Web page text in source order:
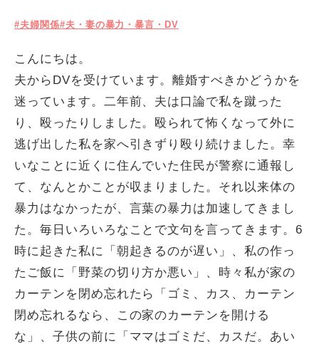
#夫婦関係#夫・妻の暴力・暴言・DV
こんにちは。
夫からDVを受けています。離婚すべきかどうかを
迷っています。二年前、夫は口論で私を蹴った
り、殴ったりしました。殴られて怖くなって外に
逃げ出した私を家へ引きずり殴り続けました。幸
いなことに近くに住んでいた住民が警察に通報し
て、なんとかことが収まりました。それ以来体の
暴力はなかったが、言葉の暴力は加速してきまし
た。毎日いろいろなことで文句を言ってきます。6
時に起きた私に「朝起きるのが遅い」、私の作っ
たご飯に「野菜の切り方か悪い」、時々私が家の
カーテンを閉め忘れたら「ゴミ、カス、カーテン
閉め忘れるなら、この家のカーテンを開ける
な」、子供の前に「ママはゴミだ、カスだ。あい